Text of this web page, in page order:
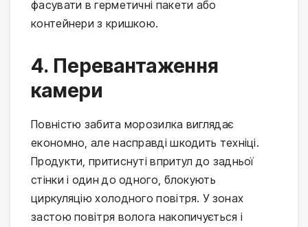
фасувати в герметичні пакети або
контейнери з кришкою.
4. Перевантаження
камери
Повністю забита морозилка виглядає
економно, але насправді шкодить техніці.
Продукти, притиснуті впритул до задньої
стінки і один до одного, блокують
циркуляцію холодного повітря. У зонах
застою повітря волога накопичується і